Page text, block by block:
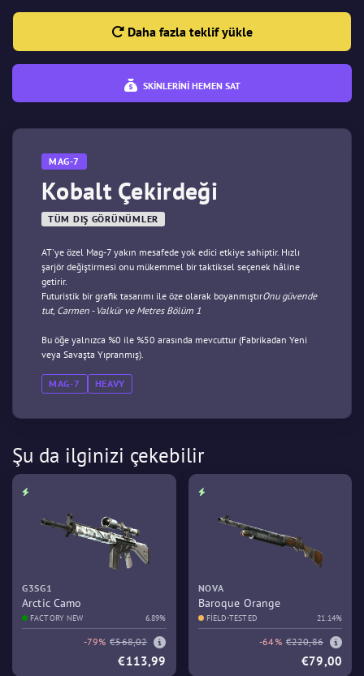
SKINLERINI HEMEN SAT
Daha fazla teklif yükle
MAG-7
Kobalt Çekirdeği
TÜM DIŞ GÖRÜNÜMLER
AT'ye özel Mag-7 yakın mesafede yok edici etkiye sahiptir. Hızlı
şarjör değiştirmesi onu mükemmel bir taktiksel seçenek hâline
getirir.
Futuristik bir grafik tasarımı ile öze olarak boyanmıştırOnu güvende
tut, Carmen - Valkür ve Metres Bölüm 1
Bu öğe yalnızca %0 ile %50 arasında mevcuttur (Fabrikadan Yeni
veya Savaşta Yıpranmış).
MAG-7 HEAVY
Şu da ilginizi çekebilir
G3SG1
Arctic Camo
FACTORY NEW 6.89%
-79% €568,02
€113,99
NOVA
Baroque Orange
FIELD-TESTED 21.14%
-64% €220,86
€79,00